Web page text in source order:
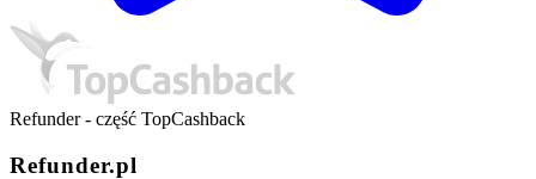
Refunder - część TopCashback
Refunder.pl